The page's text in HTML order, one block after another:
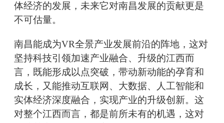
体经济的发展，未来它对南昌发展的贡献更是
不可估量。
南昌能成为VR全景产业发展前沿的阵地，这对
坚持科技引领加速产业融合、升级的江西而
言，既能形成以点突破，带动新动能的孕育和
成长，又能推动互联网、大数据、人工智能和
实体经济深度融合，实现产业的升级创新。这
对整个江西而言，都是前所未有的机遇，这对